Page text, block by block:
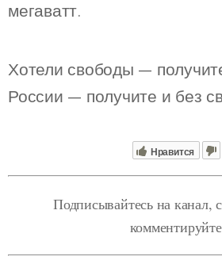
мегаватт.
Хотели свободы —
России — получите и без
Нравится
Подписывайтесь на канал,